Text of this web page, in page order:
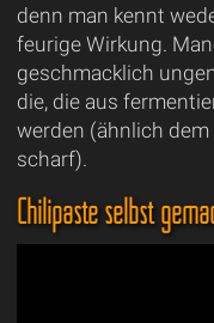
denn man kennt
feurige Wirkung.
geschmacklich
die, die aus
werden (ähnlich
scharf).
Chilipaste selbst